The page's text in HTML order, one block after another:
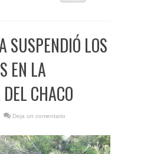
SUSPENDIÓ LOS
EN LA
CHACO
Deja un comentario